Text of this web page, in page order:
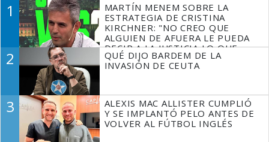
1
MARTÍN MENEM SOBRE LA
ESTRATEGIA DE CRISTINA
KIRCHNER: "NO CREO QUE
ALGUIEN DE AFUERA LE PUEDA
DECIR A LA JUSTICIA LO QUE
TIENE QUE HACER"
2
QUÉ DIJO BARDEM DE LA
INVASIÓN DE CEUTA
3
ALEXIS MAC ALLISTER CUMPLIÓ
Y SE IMPLANTÓ PELO ANTES DE
VOLVER AL FÚTBOL INGLÉS